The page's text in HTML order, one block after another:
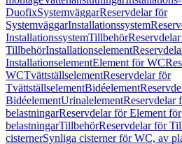
DuofixSystemväggarReservdelar för
SystemväggarInstallationssystem
InstallationssystemTillbehör
TillbehörInstallationselement
InstallationselementElement för WC
WCTvättställselementReservdelar för
TvättställselementBidéelement
BidéelementUrinalelementReservdelar
belastningarReservdelar för Element för
belastningarTillbehörReservdelar för
cisternerSynliga cisterner för WC, av